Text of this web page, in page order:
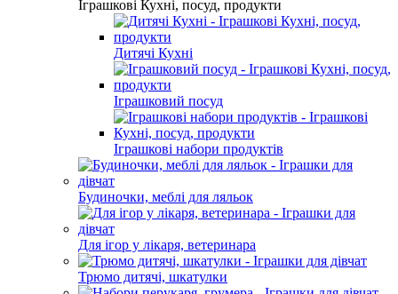
Іграшкові Кухні, посуд, продукти
Дитячі Кухні
Іграшковий посуд
Іграшкові набори продуктів
Будиночки, меблі для ляльок
Для ігор у лікаря, ветеринара
Трюмо дитячі, шкатулки